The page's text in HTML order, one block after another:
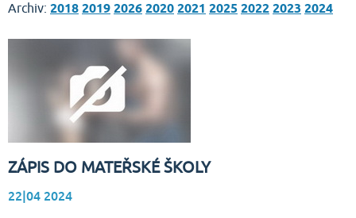
Archiv: 20182019202620202021 202520222023 2024
ZÁPIS DO MATEŘSKÉ ŠKOLY
22|04 2024